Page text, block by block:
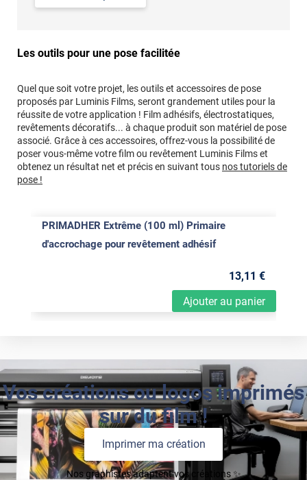
Les outils pour une pose facilitée
Quel que soit votre projet, les outils et accessoires de pose
proposés par Luminis Films, seront grandement utiles pour la
réussite de votre application ! Film adhésifs, électrostatiques,
revêtements décoratifs... à chaque produit son matériel de pose
associé. Grâce à ces accessoires, offrez-vous la possibilité de
poser vous-même votre film ou revêtement Luminis Films et
obtenez un résultat net et précis en suivant tous nos tutoriels de
pose !
PRIMADHER Extrême (100 ml) Primaire
d'accrochage pour revêtement adhésif
Ajouter au panier
13,11 €
Vos créations ou logos imprimés
sur du film !
Imprimer ma création
Nos graphistes adaptent vos créations ✨